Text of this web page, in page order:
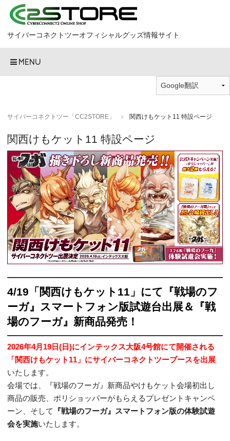
サイバーコネクトツーオフィシャルグッズ情報サイト
MENU
サイバーコネクトツー「CC2STORE」 関西けもケット11 特設ページ
関西けもケット11 特設ページ
4/19「関西けもケット11」にて『戦場のフ
ーガ』スマートフォン版試遊台出展＆『戦
場のフーガ』新商品発売！
2026年4月19日(日)に​インテックス大阪4号館にて開催される
「関西けもケット11」にサイバーコネクトツーブースを出展
いたします。
会場では、『戦場のフーガ』新商品やけもケット会場初出し
商品の販売、ポリショッパーがもらえるプレゼントキャンペ
ーン、そして
『戦場のフーガ』スマートフォン版の体験試遊
会を実施いたします。